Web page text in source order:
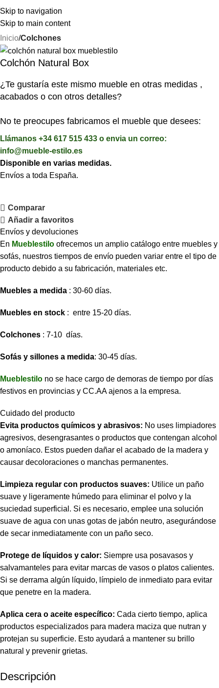
Skip to navigation
Skip to main content
⚡REALIZAMOS ENVÍOS A TODA ESPAÑA⚡
Inicio Colchones
Colchón Natural Box
¿Te gustaría este mismo mueble en otras medidas ,
acabados o con otros detalles?
No te preocupes fabricamos el mueble que desees:
Llámanos +34 617 515 433 o envia un correo:
info@mueble-estilo.es
Disponible en varias medidas.
Envíos a toda España.
Comparar
Añadir a favoritos
Envíos y devoluciones
En Mueblestilo ofrecemos un amplio catálogo entre muebles y
sofás, nuestros tiempos de envío pueden variar entre el tipo de
producto debido a su fabricación, materiales etc.
Muebles a medida : 30-60 días.
Muebles en stock : entre 15-20 días.
Colchones : 7-10 días.
Sofás y sillones a medida: 30-45 días.
Mueblestilo no se hace cargo de demoras de tiempo por días
festivos en provincias y CC.AA ajenos a la empresa.
Cuidado del producto
Evita productos químicos y abrasivos: No uses limpiadores
agresivos, desengrasantes o productos que contengan alcohol
o amoníaco. Estos pueden dañar el acabado de la madera y
causar decoloraciones o manchas permanentes.
Limpieza regular con productos suaves: Utilice un paño
suave y ligeramente húmedo para eliminar el polvo y la
suciedad superficial. Si es necesario, emplee una solución
suave de agua con unas gotas de jabón neutro, asegurándose
de secar inmediatamente con un paño seco.
Protege de líquidos y calor: Siempre usa posavasos y
salvamanteles para evitar marcas de vasos o platos calientes.
Si se derrama algún líquido, límpielo de inmediato para evitar
que penetre en la madera.
Aplica cera o aceite específico: Cada cierto tiempo, aplica
productos especializados para madera maciza que nutran y
protejan su superficie. Esto ayudará a mantener su brillo
natural y prevenir grietas.
Descripción